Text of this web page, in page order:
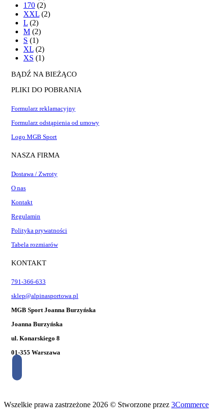
170 (2)
XXL (2)
L (2)
M (2)
S (1)
XL (2)
XS (1)
BĄDŹ NA BIEŻĄCO
PLIKI DO POBRANIA
Formularz reklamacyjny
Formularz odstąpienia od umowy
Logo MGB Sport
NASZA FIRMA
Dostawa / Zwroty
O nas
Kontakt
Regulamin
Polityka prywatności
Tabela rozmiarów
KONTAKT
791-366-633
sklep@alpinasportowa.pl
MGB Sport Joanna Burzyńska
Joanna Burzyńska
ul. Konarskiego 8
01-355 Warszawa
Wszelkie prawa zastrzeżone 2026 © Stworzone przez 3Commerce